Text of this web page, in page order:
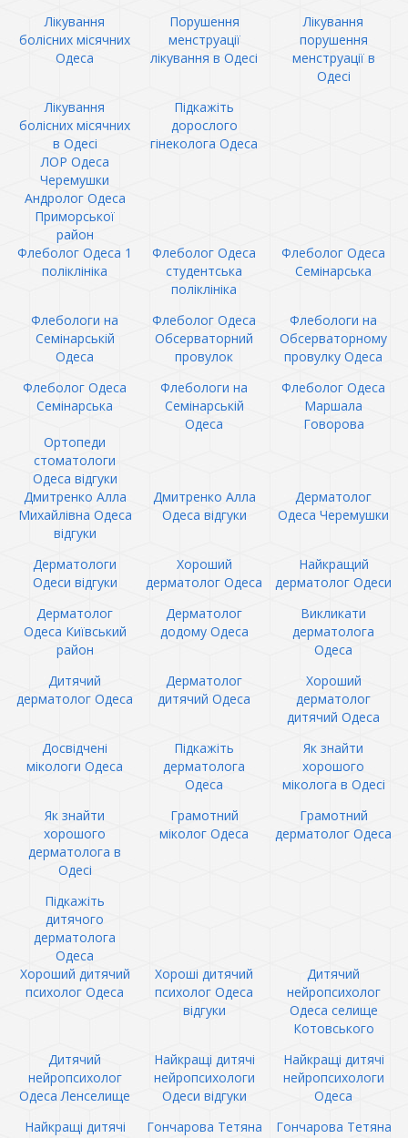
Лікування
болісних місячних
Одеса
Порушення
менструації
лікування в Одесі
Лікування
порушення
менструації в
Одесі
Лікування
болісних місячних
в Одесі
Підкажіть
дорослого
гінеколога Одеса
ЛОР Одеса
Черемушки
Андролог Одеса
Приморської
район
Флеболог Одеса 1
поліклініка
Флеболог Одеса
студентська
поліклініка
Флеболог Одеса
Семінарська
Флебологи на
Семінарській
Одеса
Флеболог Одеса
Обсерваторний
провулок
Флебологи на
Обсерваторному
провулку Одеса
Флеболог Одеса
Семінарська
Флебологи на
Семінарській
Одеса
Флеболог Одеса
Маршала
Говорова
Ортопеди
стоматологи
Одеса відгуки
Дмитренко Алла
Михайлівна Одеса
відгуки
Дмитренко Алла
Одеса відгуки
Дерматолог
Одеса Черемушки
Дерматологи
Одеси відгуки
Хороший
дерматолог Одеса
Найкращий
дерматолог Одеси
Дерматолог
Одеса Київський
район
Дерматолог
додому Одеса
Викликати
дерматолога
Одеса
Дитячий
дерматолог Одеса
Дерматолог
дитячий Одеса
Хороший
дерматолог
дитячий Одеса
Досвідчені
мікологи Одеса
Підкажіть
дерматолога
Одеса
Як знайти
хорошого
міколога в Одесі
Як знайти
хорошого
дерматолога в
Одесі
Грамотний
міколог Одеса
Грамотний
дерматолог Одеса
Підкажіть
дитячого
дерматолога
Одеса
Хороший дитячий
психолог Одеса
Хороші дитячий
психолог Одеса
відгуки
Дитячий
нейропсихолог
Одеса селище
Котовського
Дитячий
нейропсихолог
Одеса Ленселище
Найкращі дитячі
нейропсихологи
Одеси відгуки
Найкращі дитячі
нейропсихологи
Одеса
Найкращі дитячі
Гончарова Тетяна
Гончарова Тетяна